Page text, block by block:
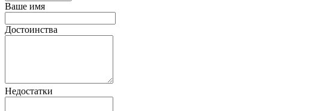
Ваше имя
Достоинства
Недостатки